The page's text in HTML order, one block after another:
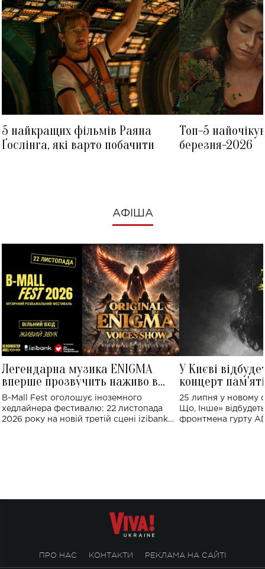
5 найкращих фільмів Раяна
Ґослінга, які варто побачити
Топ-5
березня-2026
АФІША
Легендарна музика ENIGMA
вперше прозвучить наживо в
Україні: де відбудеться концерт
B-Mall Fest оголошує іноземного
хедлайнера фестивалю: 22 листопада
2026 року на новій третій сцені izibank
У Києві
концерт
Клименка:
виконають
25 липня у новому
Що, Інше»
фронтмена гурту
ПРО НАС КОНТАКТИ РЕКЛАМА НА САЙТІ